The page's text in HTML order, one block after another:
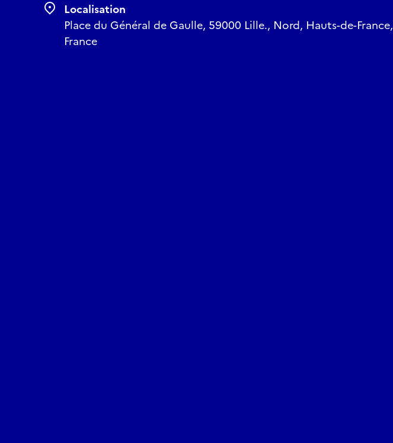
Localisation
Place du Général de Gaulle, 59000 Lille., Nord, Hauts-de-France,
France